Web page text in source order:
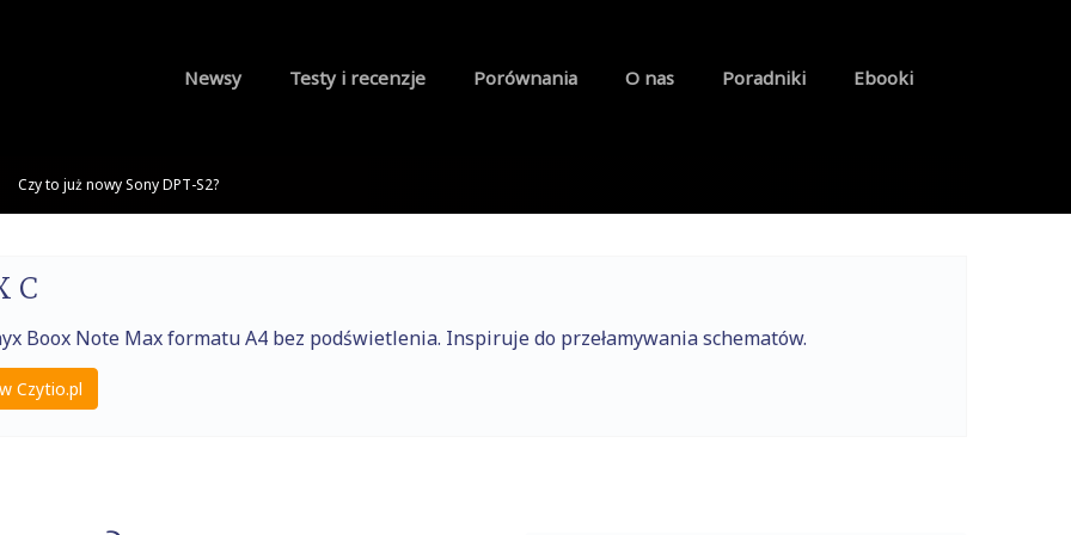
Newsy Testy i recenzje Porównania O nas Poradniki Ebooki
Czy to już nowy Sony DPT-S2?
C
Boox Note Max formatu A4 bez podświetlenia. Inspiruje do przełamywania schematów.
Czytio.pl